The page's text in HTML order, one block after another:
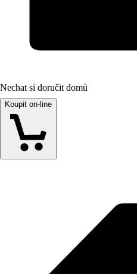
Nechat si doručit domů
Koupit on-line